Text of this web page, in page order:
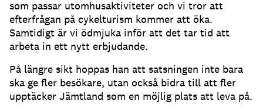
som passar utomhusaktiviteter och vi tror att
efterfrågan på cykelturism kommer att öka.
Samtidigt är vi ödmjuka inför att det tar tid att
arbeta in ett nytt erbjudande.
På längre sikt hoppas han att satsningen inte bara
ska ge fler besökare, utan också bidra till att fler
upptäcker Jämtland som en möjlig plats att leva på.